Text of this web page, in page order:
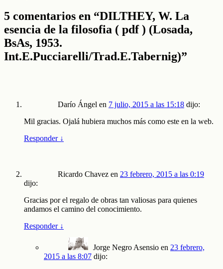
5 comentarios en “DILTHEY, W. La
esencia de la filosofia ( pdf ) (Losada,
BsAs, 1953.
Int.E.Pucciarelli/Trad.E.Tabernig)”
Darío Ángel en 7 julio, 2015 a las 15:18 dijo:
Mil gracias. Ojalá hubiera muchos más como este en la web.
Responder ↓
Ricardo Chavez en 23 febrero, 2015 a las 0:19
dijo:
Gracias por el regalo de obras tan valiosas para quienes
andamos el camino del conocimiento.
Responder ↓
Jorge Negro Asensio en 23 febrero,
2015 a las 8:07 dijo: